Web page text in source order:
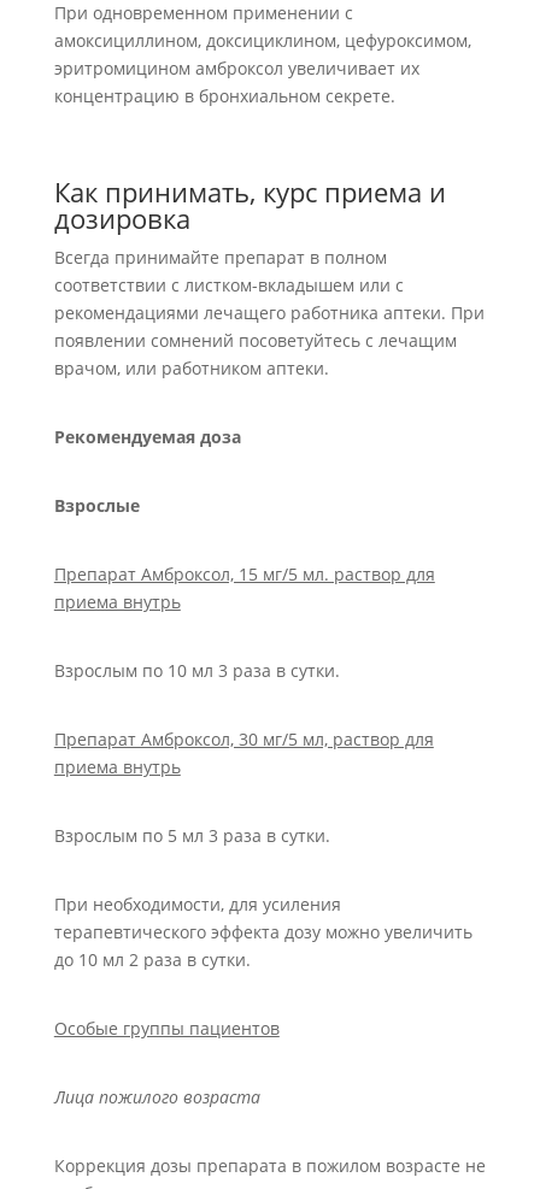
При одновременном применении с
амоксициллином, доксициклином, цефуроксимом,
эритромицином амброксол увеличивает их
концентрацию в бронхиальном секрете.
Как принимать, курс приема и
дозировка
Всегда принимайте препарат в полном
соответствии с листком-вкладышем или с
рекомендациями лечащего работника аптеки. При
появлении сомнений посоветуйтесь с лечащим
врачом, или работником аптеки.
Рекомендуемая доза
Взрослые
Препарат Амброксол, 15 мг/5 мл. раствор для
приема внутрь
Взрослым по 10 мл 3 раза в сутки.
Препарат Амброксол, 30 мг/5 мл, раствор для
приема внутрь
Взрослым по 5 мл 3 раза в сутки.
При необходимости, для усиления
терапевтического эффекта дозу можно увеличить
до 10 мл 2 раза в сутки.
Особые группы пациентов
Лица пожилого возраста
Коррекция дозы препарата в пожилом возрасте не